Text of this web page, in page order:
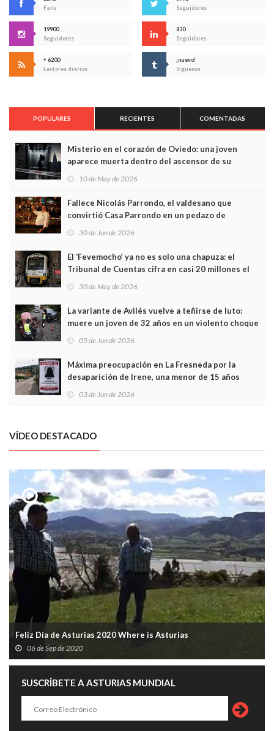
Fans
Seguidores
19900
Seguidores
830
Seguidores
+ 6200
Lectores diarios
¡nuevo!
Síguenos
POPULARES RECIENTES COMENTADAS
Misterio en el corazón de Oviedo: una joven
aparece muerta dentro del ascensor de su
edificio y las cámaras captan sus últimos minutos
10 de May de 2026
Fallece Nicolás Parrondo, el valdesano que
convirtió Casa Parrondo en un pedazo de
Asturias en Madrid
30 de Jun de 2026
El ‘Fevemocho’ ya no es solo una chapuza: el
Tribunal de Cuentas cifra en casi 20 millones el
sobrecoste de los trenes que no cabían por los
30 de May de 2026
La variante de Avilés vuelve a teñirse de luto:
muere un joven de 32 años en un violento choque
frontal
05 de Jun de 2026
Máxima preocupación en La Fresneda por la
desaparición de Irene, una menor de 15 años
03 de Jun de 2026
VÍDEO DESTACADO
Feliz Día de Asturias 2020 Where is Asturias
06 de Sep de 2020
SUSCRÍBETE A ASTURIAS MUNDIAL